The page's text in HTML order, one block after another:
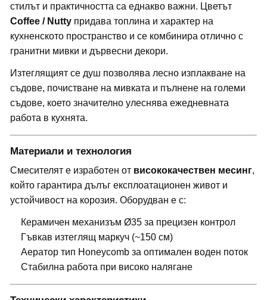
стилът и практичността са еднакво важни. Цветът
Coffee / Nutty придава топлина и характер на
кухненското пространство и се комбинира отлично с
гранитни мивки и дървесни декори.
Изтеглящият се душ позволява лесно изплакване на
съдове, почистване на мивката и пълнене на големи
съдове, което значително улеснява ежедневната
работа в кухнята.
Материали и технология
Смесителят е изработен от висококачествен месинг,
който гарантира дълъг експлоатационен живот и
устойчивост на корозия. Оборудван е с:
Керамичен механизъм Ø35 за прецизен контрол
Гъвкав изтеглящ маркуч (~150 см)
Аератор тип Honeycomb за оптимален воден поток
Стабилна работа при високо налягане